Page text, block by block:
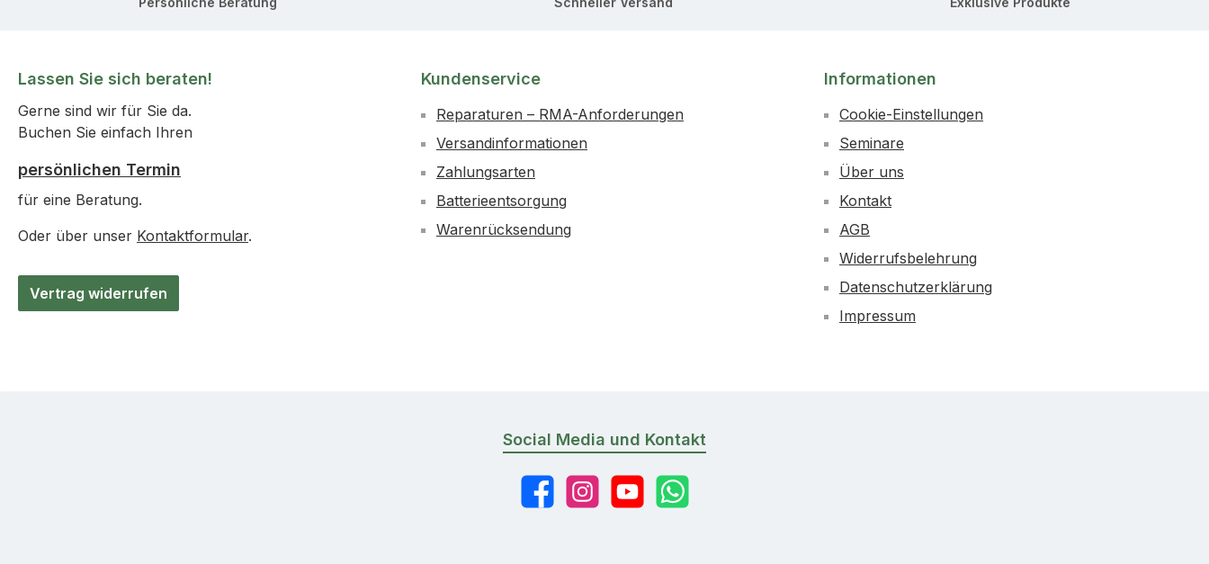
Lassen Sie sich beraten!
Gerne sind wir für Sie da.
Buchen Sie einfach Ihren
persönlichen Termin
für eine Beratung.
Oder über unser Kontaktformular.
Vertrag widerrufen
Kundenservice
Reparaturen – RMA-Anforderungen
Versandinformationen
Zahlungsarten
Batterieentsorgung
Warenrücksendung
Informationen
Cookie-Einstellungen
Seminare
Über uns
Kontakt
AGB
Widerrufsbelehrung
Datenschutzerklärung
Impressum
Social Media und Kontakt
FacebookInstagramYouTubeWhatsApp